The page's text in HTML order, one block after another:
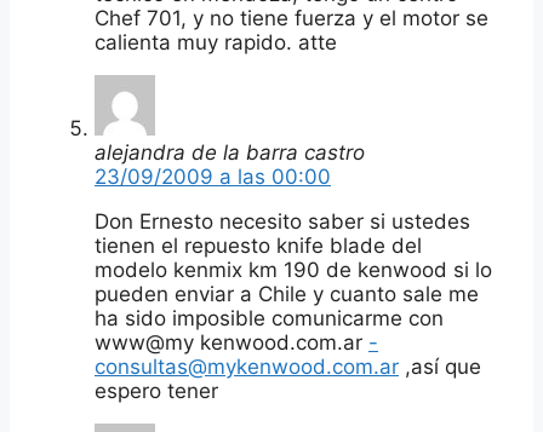
Chef 701, y no tiene fuerza y el motor se
calienta muy rapido. atte
alejandra de la barra castro
23/09/2009 a las 00:00
Don Ernesto necesito saber si ustedes
tienen el repuesto knife blade del
modelo kenmix km 190 de kenwood si lo
pueden enviar a Chile y cuanto sale me
ha sido imposible comunicarme con
www@my kenwood.com.ar -
consultas@mykenwood.com.ar ,así que
espero tener